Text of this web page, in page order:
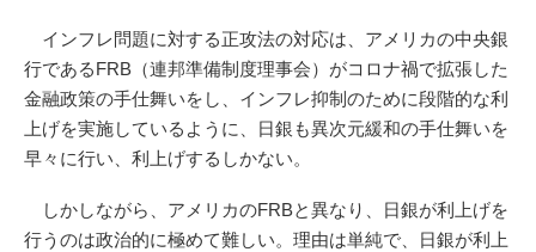
インフレ問題に対する正攻法の対応は、アメリカの中央銀
行であるFRB（連邦準備制度理事会）がコロナ禍で拡張した
金融政策の手仕舞いをし、インフレ抑制のために段階的な利
上げを実施しているように、日銀も異次元緩和の手仕舞いを
早々に行い、利上げするしかない。
しかしながら、アメリカのFRBと異なり、日銀が利上げを
行うのは政治的に極めて難しい。理由は単純で、日銀が利上